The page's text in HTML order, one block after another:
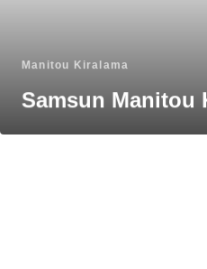
Manitou Kiralama
Samsun Manitou